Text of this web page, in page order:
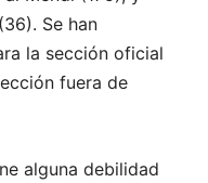
Se han
la sección oficial
fuera de
alguna debilidad